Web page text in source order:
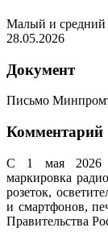
Малый и средний
28.05.2026
Документ
Письмо
Комментарий
С 1 мая 2026
маркировка
розеток,
и смартфонов,
Правительства